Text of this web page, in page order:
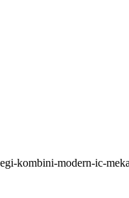
kombini-modern-ic-